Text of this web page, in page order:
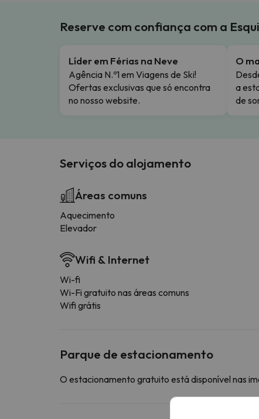
Reserve com confiança com a
Líder em Férias na Neve
Agência N.º1 em Viagens de Ski!
Ofertas exclusivas que só encontra
no nosso website.
O
a
de
Serviços do alojamento
Áreas comuns
Aquecimento
Elevador
Wifi & Internet
Wi-fi
Wi-Fi gratuito nas áreas comuns
Wifi grátis
Parque de estacionamento
O estacionamento gratuito está disponível nas